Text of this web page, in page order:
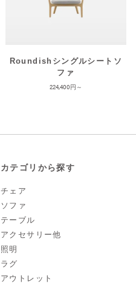
Roundishシングルシートソ
ファ
224,400
カテゴリから探す
チェア
ソファ
テーブル
アクセサリー他
照明
ラグ
アウトレット